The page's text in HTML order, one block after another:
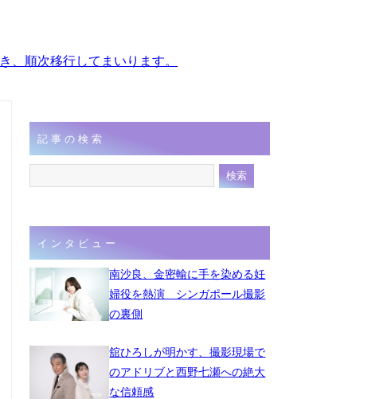
順次移行してまいります。
記事の検索
インタビュー
南沙良、金密輸に手を染める妊
婦役を熱演 シンガポール撮影
の裏側
舘ひろしが明かす、撮影現場で
のアドリブと西野七瀬への絶大
な信頼感